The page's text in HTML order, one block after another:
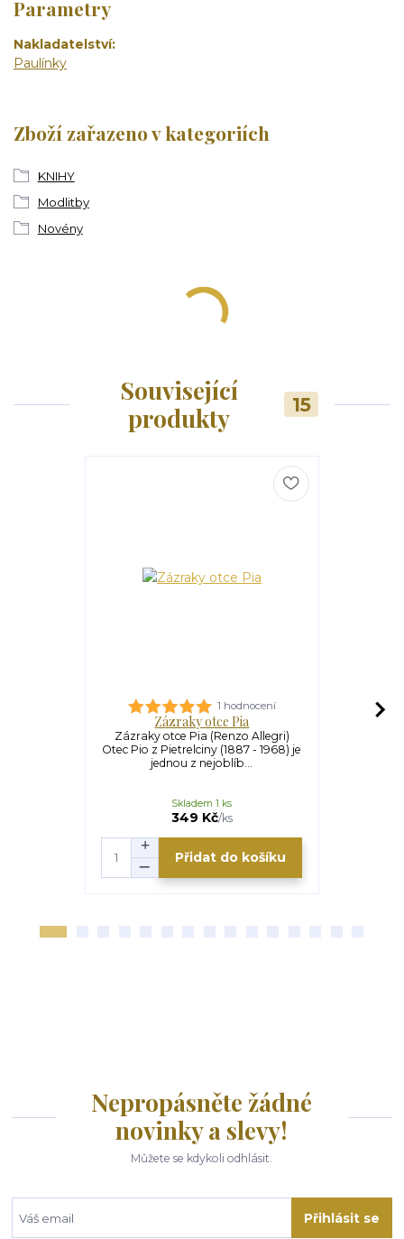
Parametry
Nakladatelství
Paulínky
Zboží zařazeno v kategoriích
KNIHY
Modlitby
Novény
Související
produkty
15
1 hodnocení
Zázraky otce Pia
Zázraky otce Pia (Renzo Allegri)
Otec Pio z Pietrelciny (1887 - 1968) je
jednou z nejoblíb...
349 Kč/ks
Skladem 1 ks
Přidat do košíku
Otec
Nepropásněte žádné
novinky a slevy!
Můžete se kdykoli odhlásit.
Přihlásit se